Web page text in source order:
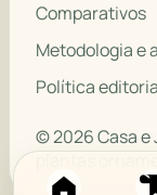
Comparativos
Metodologia e
Política
© 2026 Casa e
plantas